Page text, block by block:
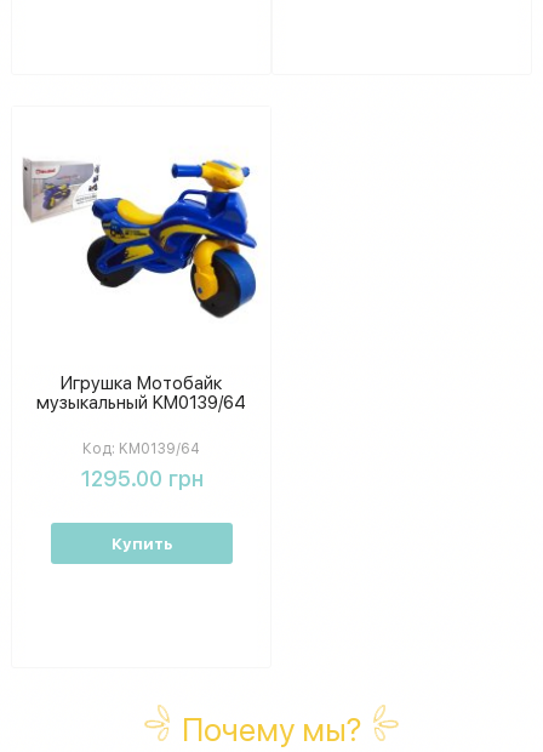
Игрушка Мотобайк
музыкальный KM0139/64
Код: KM0139/64
1295.00 грн
Купить
Почему мы?